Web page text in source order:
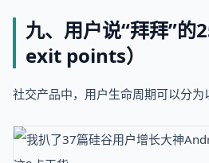
九、用户说“拜拜”的
exit points）
社交产品中，用户生命周期可以分为